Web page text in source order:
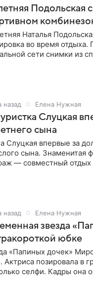
Подольская
Наталья
во время отдыха.
сети снимки из
назад Елена Нужная
Слуцкая
сына
Слуцкая впервые за
сына. Знаменитая
— совместный
назад Елена Нужная
звезда
юбке
«Папиных дочек»
Актриса позировала в
селфи. Кадры она